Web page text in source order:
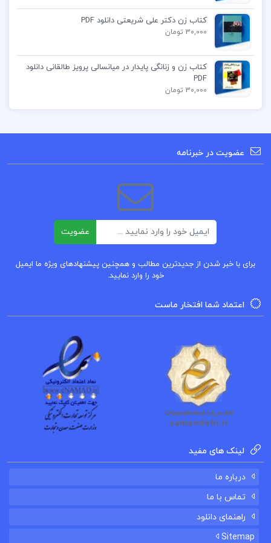
ارزش‌های اخلاقی و انسانی هدایت کند.
هادی :
فصل اول:
دانلود خلاصه کتاب سلام بر ابراهیم
کتابشهیدابراهیم هادی
خریدکتاب سلام بر ابراهیم
کتاب پیشنهادی
کتاب سفرهای مارکوپولو مارکوپولو
کتاب سنقرنامه سلطان احمد میرزا
کتاب زن دکتر علی شریعتی دانلود PDF
30,000 تومان
کتاب زن و زنانگی پایدار در میانسالی پرویز طالقانی دانلود
PDF
30,000 تومان
عضویت در خبرنامه
عضویت
برای با خبر شدن از جدیدترین مطالب و همچنین پیشنهادهای ویژه ما ایمیل
خود را وارد نمایید.
اعتماد شما افتخار ماست
لینک های مفید
درباره ما
تماس با ما
راهنمای دانلود
Sitemap